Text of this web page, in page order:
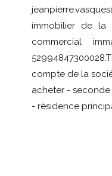
immobilier de la
commercial
compte de la
acheter -
- résidence